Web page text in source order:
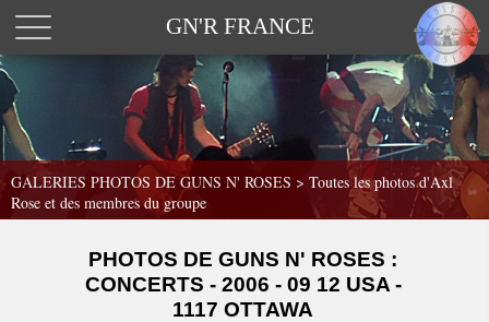
GN'R FRANCE
GALERIES PHOTOS DE GUNS N' ROSES > Toutes les photos d'Axl
Rose et des membres du groupe
PHOTOS DE GUNS N' ROSES :
CONCERTS - 2006 - 09 12 USA -
1117 OTTAWA